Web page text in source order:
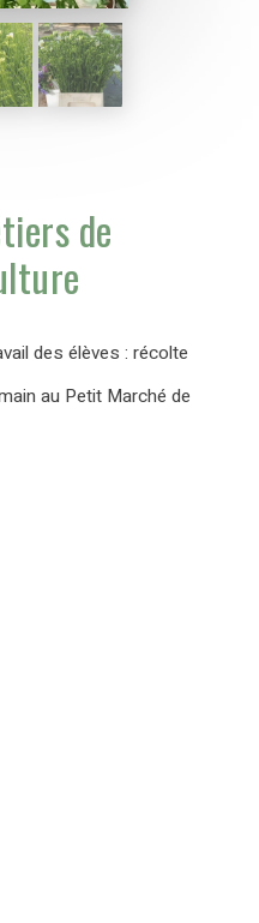
de
des élèves : récolte
au Petit Marché de